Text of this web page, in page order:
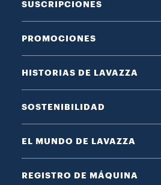
SUSCRIPCIONES
PROMOCIONES
HISTORIAS DE LAVAZZA
SOSTENIBILIDAD
EL MUNDO DE LAVAZZA
REGISTRO DE MÁQUINA